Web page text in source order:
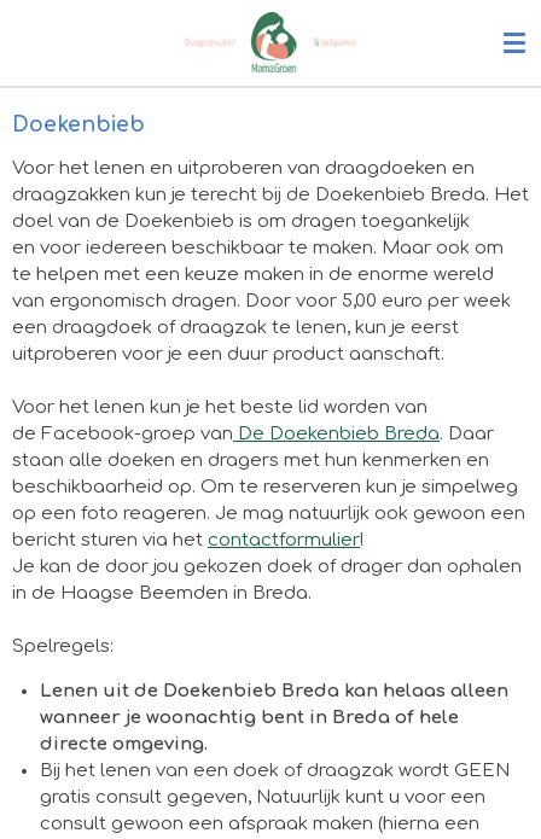
hoofdinhoud
Doekenbieb
Voor het lenen en uitproberen van draagdoeken en
draagzakken kun je terecht bij de Doekenbieb Breda. Het
doel van de Doekenbieb is om dragen toegankelijk
en voor iedereen beschikbaar te maken. Maar ook om
te helpen met een keuze maken in de enorme wereld
van ergonomisch dragen. Door voor 5,00 euro per week
een draagdoek of draagzak te lenen, kun je eerst
uitproberen voor je een duur product aanschaft.
Voor het lenen kun je het beste lid worden van
de Facebook-groep van De Doekenbieb Breda. Daar
staan alle doeken en dragers met hun kenmerken en
beschikbaarheid op. Om te reserveren kun je simpelweg
op een foto reageren. Je mag natuurlijk ook gewoon een
bericht sturen via het contactformulier!
Je kan de door jou gekozen doek of drager dan ophalen
in de Haagse Beemden in Breda.
Spelregels:
Lenen uit de Doekenbieb Breda kan helaas alleen
wanneer je woonachtig bent in Breda of hele
directe omgeving.
Bij het lenen van een doek of draagzak wordt GEEN
gratis consult gegeven, Natuurlijk kunt u voor een
consult gewoon een afspraak maken (hierna een